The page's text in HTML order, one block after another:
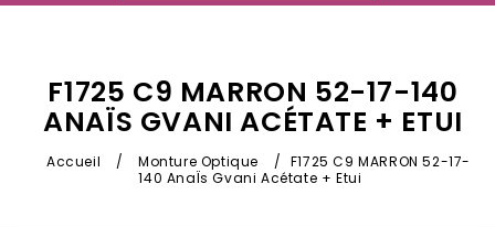
F1725 C9 MARRON 52-17-140
ANAÏS GVANI ACÉTATE + ETUI
Accueil / Monture Optique / F1725 C9 MARRON 52-17-
140 AnaÏs Gvani Acétate + Etui